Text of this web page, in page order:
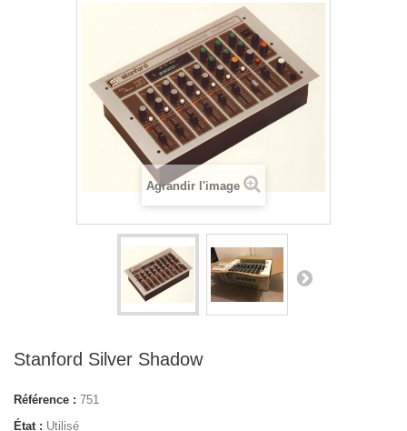
Agrandir l'image
Stanford Silver Shadow
Référence : 751
État : Utilisé